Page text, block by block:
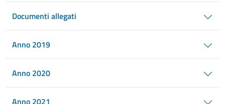
Documenti allegati
Anno 2019
Anno 2020
Anno 2021